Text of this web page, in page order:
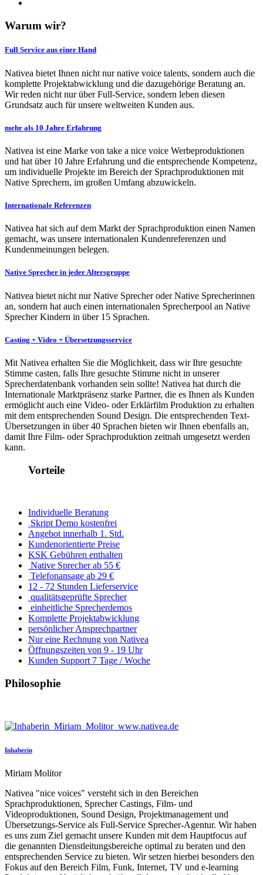
Warum wir?
Full Service aus einer Hand
Nativea bietet Ihnen nicht nur native voice talents, sondern auch die
komplette Projektabwicklung und die dazugehörige Beratung an.
Wir reden nicht nur über Full-Service, sondern leben diesen
Grundsatz auch für unsere weltweiten Kunden aus.
mehr als 10 Jahre Erfahrung
Nativea ist eine Marke von take a nice voice Werbeproduktionen
und hat über 10 Jahre Erfahrung und die entsprechende Kompetenz,
um individuelle Projekte im Bereich der Sprachproduktionen mit
Native Sprechern, im großen Umfang abzuwickeln.
Internationale Referenzen
Nativea hat sich auf dem Markt der Sprachproduktion einen Namen
gemacht, was unsere internationalen Kundenreferenzen und
Kundenmeinungen belegen.
Native Sprecher in jeder Altersgruppe
Nativea bietet nicht nur Native Sprecher oder Native Sprecherinnen
an, sondern hat auch einen internationalen Sprecherpool an Native
Sprecher Kindern in über 15 Sprachen.
Casting + Video + Übersetzungsservice
Mit Nativea erhalten Sie die Möglichkeit, dass wir Ihre gesuchte
Stimme casten, falls Ihre gesuchte Stimme nicht in unserer
Sprecherdatenbank vorhanden sein sollte! Nativea hat durch die
Internationale Marktpräsenz starke Partner, die es Ihnen als Kunden
ermöglicht auch eine Video- oder Erklärfilm Produktion zu erhalten
mit dem entsprechenden Sound Design. Die entsprechenden Text-
Übersetzungen in über 40 Sprachen bieten wir Ihnen ebenfalls an,
damit Ihre Film- oder Sprachproduktion zeitnah umgesetzt werden
kann.
Vorteile
Individuelle Beratung
Skript Demo kostenfrei
Angebot innerhalb 1. Std.
Kundenorientierte Preise
KSK Gebühren enthalten
Native Sprecher ab 55 €
Telefonansage ab 29 €
12 - 72 Stunden Lieferservice
qualitätsgeprüfte Sprecher
einheitliche Sprecherdemos
Komplette Projektabwicklung
persönlicher Ansprechpartner
Nur eine Rechnung von Nativea
Öffnungszeiten von 9 - 19 Uhr
Kunden Support 7 Tage / Woche
Philosophie
Inhaberin
Miriam Molitor
Nativea "nice voices" versteht sich in den Bereichen
Sprachproduktionen, Sprecher Castings, Film- und
Videoproduktionen, Sound Design, Projektmanagement und
Übersetzungs-Service als Full-Service Sprecher-Agentur. Wir haben
es uns zum Ziel gemacht unsere Kunden mit dem Hauptfocus auf
die genannten Dienstleitungsbereiche optimal zu beraten und den
entsprechenden Service zu bieten. Wir setzen hierbei besonders den
Fokus auf den Bereich Film, Funk, Internet, TV und e-learning